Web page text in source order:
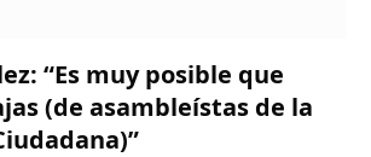
“Es muy posible que
(de asambleístas de la